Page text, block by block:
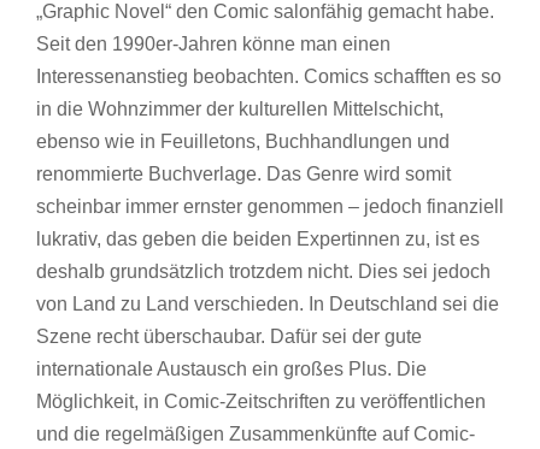
„Graphic Novel“ den Comic salonfähig gemacht habe.
Seit den 1990er-Jahren könne man einen
Interessenanstieg beobachten. Comics schafften es so
in die Wohnzimmer der kulturellen Mittelschicht,
ebenso wie in Feuilletons, Buchhandlungen und
renommierte Buchverlage. Das Genre wird somit
scheinbar immer ernster genommen – jedoch finanziell
lukrativ, das geben die beiden Expertinnen zu, ist es
deshalb grundsätzlich trotzdem nicht. Dies sei jedoch
von Land zu Land verschieden. In Deutschland sei die
Szene recht überschaubar. Dafür sei der gute
internationale Austausch ein großes Plus. Die
Möglichkeit, in Comic-Zeitschriften zu veröffentlichen
und die regelmäßigen Zusammenkünfte auf Comic-